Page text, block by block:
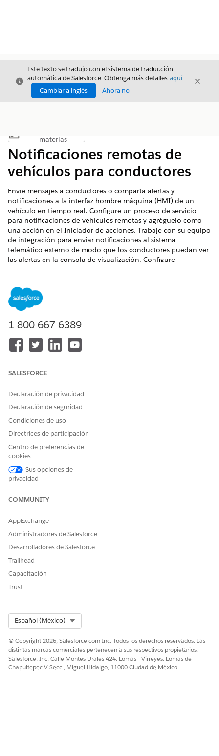
Cerrar
Este texto se tradujo con el sistema de traducción
automática de Salesforce. Obtenga más detalles aquí.
Cambiar a inglés
Ahora no
Cerrar
Mostrar índice de materias
materias
Notificaciones remotas de
vehículos para conductores
Envíe mensajes a conductores o comparta alertas y
notificaciones a la interfaz hombre-máquina (HMI) de un
vehículo en tiempo real. Configure un proceso de servicio
para notificaciones de vehículos remotas y agréguelo como
una acción en el Iniciador de acciones. Trabaje con su equipo
de integración para enviar notificaciones al sistema
telemático externo de modo que los conductores puedan ver
las alertas en la consola de visualización. Configure
de servicio a iniciar la acción rápidamente. Los representantes
de servicio al cliente pueden permanecer conectados con
conductores y enviarles recordatorios oportunos sobre
actualizaciones de casos y modificaciones de citas.
Componentes de OmniStudio para notificaciones de
vehículos remotas
vehículos utiliza múltiples componentes de OmniStudio
forma remota desde una página de registro Vehículo.
Configuración para notificaciones de vehículos remotas
Configure notificaciones remotas para conductores o
interfaces hombre-máquina (HMI) de vehículos.
Modifique componentes de OmniStudio, configure una
definición de integración, cree una definición de proceso
que los agentes de servicio puedan enviar notificaciones
remotas desde una página de registro Vehículo.
¿RESOLVIÓ ESTE ARTÍCULO SU PROBLEMA?
1-800-667-6389
SALESFORCE
Declaración de privacidad
Declaración de seguridad
Condiciones de uso
Directrices de participación
Centro de preferencias de
cookies
Sus opciones de
privacidad
COMMUNITY
AppExchange
Administradores de Salesforce
Desarrolladores de Salesforce
Trailhead
Capacitación
Trust
Español (México)
© Copyright 2026, Salesforce.com Inc. Todos los derechos reservados. Las
distintas marcas comerciales pertenecen a sus respectivos propietarios.
Salesforce, Inc. Calle Montes Urales 424, Lomas - Virreyes, Lomas de
Chapultepec V Secc., Miguel Hidalgo, 11000 Ciudad de México